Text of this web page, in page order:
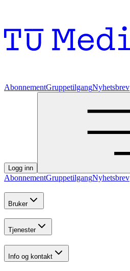
AbonnementGruppetilgangNyhetsbrev
Logg inn
AbonnementGruppetilgangNyhetsbrev
Bruker
Tjenester
Info og kontakt